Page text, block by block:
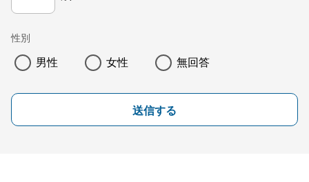
性別
男性 女性 無回答
送信する